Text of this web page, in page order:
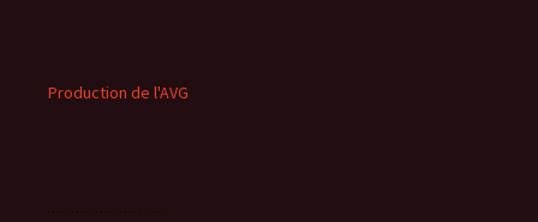
Production de l'AVG